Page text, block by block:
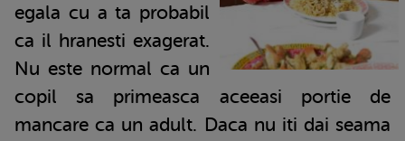
egala cu a ta probabil
ca il hranesti exagerat.
Nu este normal ca un
copil sa primeasca aceeasi portie de
mancare ca un adult. Daca nu iti dai seama